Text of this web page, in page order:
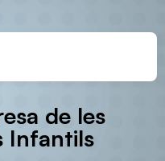
de les
Infantils